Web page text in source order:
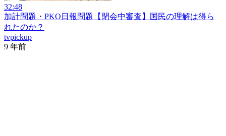
32:48
加計問題・PKO日報問題【閉会中審査】国民の理解は得ら
れたのか？
tvpickup
9 年前